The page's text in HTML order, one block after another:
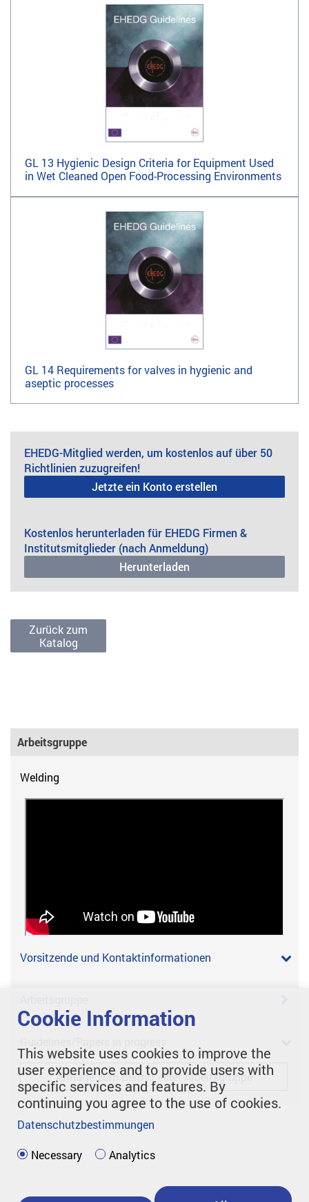
GL 13 Hygienic Design Criteria for Equipment Used
in Wet Cleaned Open Food-Processing Environments
GL 14 Requirements for valves in hygienic and
aseptic processes
EHEDG-Mitglied werden, um kostenlos auf über 50
Richtlinien zuzugreifen!
Jetzte ein Konto erstellen
Kostenlos herunterladen für EHEDG Firmen &
Institutsmitglieder (nach Anmeldung)
Herunterladen
Zurück zum
Katalog
Arbeitsgruppe
Welding
Vorsitzende und Kontaktinformationen
Anfrage zum Beitritt einer Arbeitsgruppe
Cookie Information
This website uses cookies to improve the
user experience and to provide users with
specific services and features. By
continuing you agree to the use of cookies.
Datenschutzbestimmungen
Necessary Analytics